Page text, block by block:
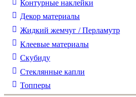
Контурные наклейки
Декор материалы
Жидкий жемчуг / Перламутр
Клеевые материалы
Скубиду
Стеклянные капли
Топперы